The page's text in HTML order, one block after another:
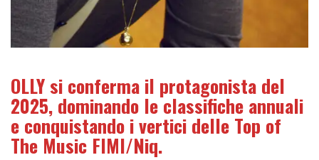
OLLY si conferma il protagonista del
2025, dominando le classifiche annuali
e conquistando i vertici delle Top of
The Music FIMI/Niq.